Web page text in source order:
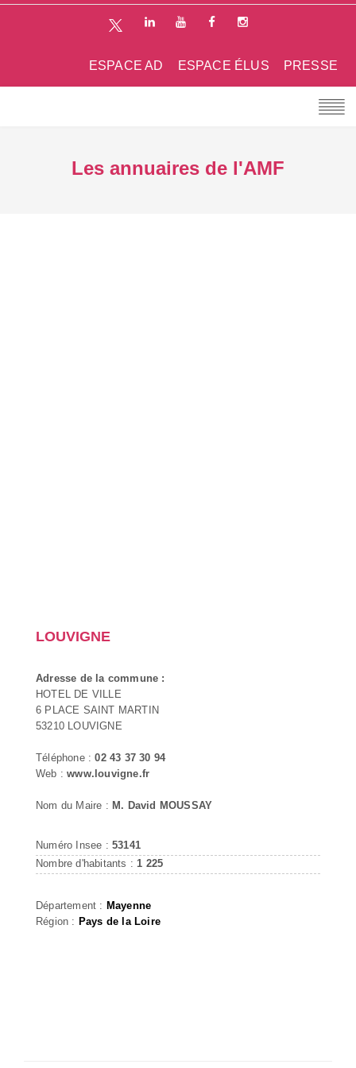
PRESSE
ESPACE ÉLUS
ESPACE AD
Les annuaires de l'AMF
LOUVIGNE
Adresse de la commune :
HOTEL DE VILLE
6 PLACE SAINT MARTIN
53210 LOUVIGNE
Téléphone :02 43 37 30 94
Web :www.louvigne.fr
Nom du Maire : M. David MOUSSAY
Numéro Insee : 53141
Nombre d'habitants : 1 225
Département : Mayenne
Région : Pays de la Loire